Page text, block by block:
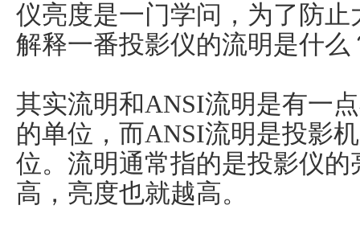
仪亮度是一门学问，为了防
解释一番投影仪的流明是什么
其实流明和ANSI流明是有一
的单位，而ANSI流明是投影
位。流明通常指的是投影仪
高，亮度也就越高。